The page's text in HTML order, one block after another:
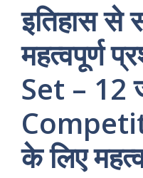
इतिहास से
महत्वपूर्ण
Set – 12
के लिए